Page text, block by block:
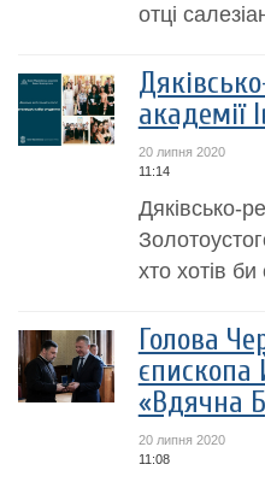
отці
академії
20 липня 2020
11:14
Дяківсько-
хто хотів
Голова
«Вдячна
20 липня 2020
11:08